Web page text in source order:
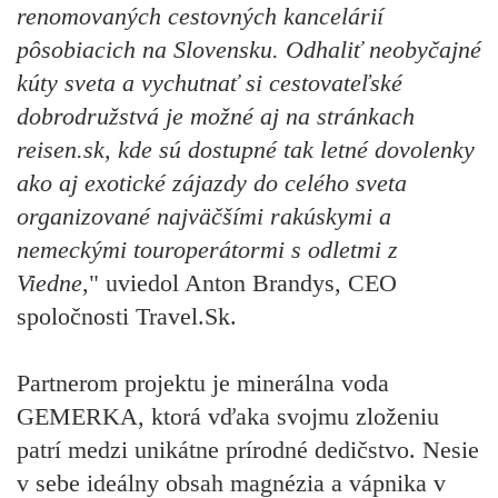
renomovaných cestovných kancelárií
pôsobiacich na Slovensku. Odhaliť neobyčajné
kúty sveta a vychutnať si cestovateľské
dobrodružstvá je možné aj na stránkach
reisen.sk, kde sú dostupné tak letné dovolenky
ako aj exotické zájazdy do celého sveta
organizované najväčšími rakúskymi a
nemeckými touroperátormi s odletmi z
Viedne," uviedol Anton Brandys, CEO
spoločnosti Travel.Sk.
Partnerom projektu je minerálna voda
GEMERKA, ktorá vďaka svojmu zloženiu
patrí medzi unikátne prírodné dedičstvo. Nesie
v sebe ideálny obsah magnézia a vápnika v